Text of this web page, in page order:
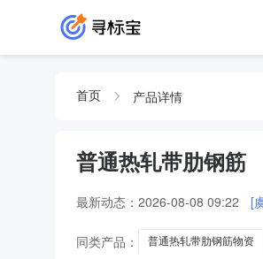
首页 产品详情
普通热轧带肋钢筋
最新动态： 2026-08-08 09:22 [
同类产品： 普通热轧带肋钢筋物资